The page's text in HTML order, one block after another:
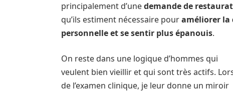
principalement d’unedemande de
qu’ils estiment nécessaire pouraméliorer la
personnelle et se sentir plus épanouis.
On reste dans une logique d’hommes qui
veulent bien vieillir et qui sont très actifs.
de l’examen clinique, je leur donne un miroir